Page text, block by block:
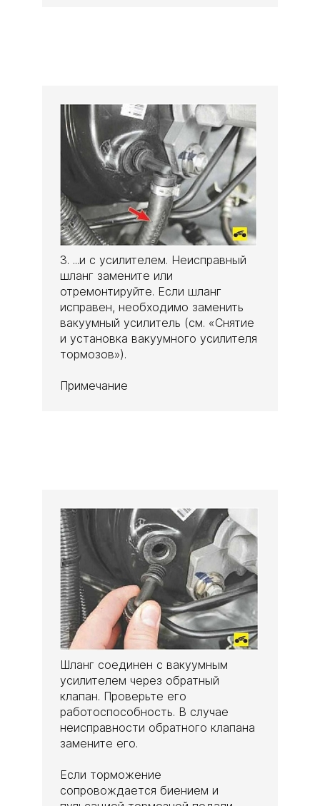
3. ...и с усилителем. Неисправный
шланг замените или
отремонтируйте. Если шланг
исправен, необходимо заменить
вакуумный усилитель (см. «Снятие
и установка вакуумного усилителя
тормозов»).
Примечание
Шланг соединен с вакуумным
усилителем через обратный
клапан. Проверьте его
работоспособность. В случае
неисправности обратного клапана
замените его.
Если торможение
сопровождается биением и